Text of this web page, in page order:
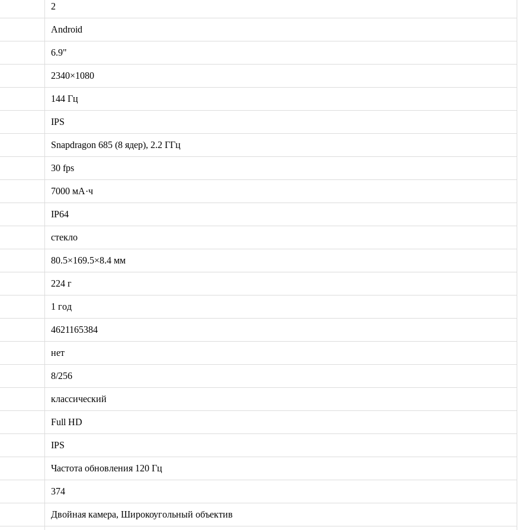
2
Android
6.9"
2340×1080
144 Гц
IPS
Snapdragon 685 (8 ядер), 2.2 ГГц
30 fps
7000 мА·ч
IP64
стекло
80.5×169.5×8.4 мм
224 г
1 год
4621165384
нет
8/256
классический
Full HD
IPS
Частота обновления 120 Гц
374
Двойная камера, Широкоугольный объектив